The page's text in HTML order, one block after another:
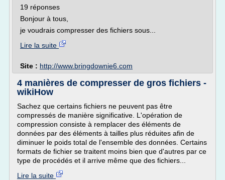
19 réponses
Bonjour à tous,
je voudrais compresser des fichiers sous...
Lire la suite
Site : http://www.bringdownie6.com
4 manières de compresser de gros fichiers -
wikiHow
Sachez que certains fichiers ne peuvent pas être
compressés de manière significative. L'opération de
compression consiste à remplacer des éléments de
données par des éléments à tailles plus réduites afin de
diminuer le poids total de l'ensemble des données. Certains
formats de fichier se traitent moins bien que d'autres par ce
type de procédés et il arrive même que des fichiers...
Lire la suite